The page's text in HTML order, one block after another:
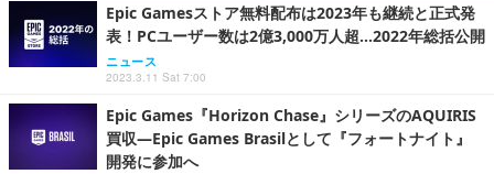
Epic Gamesストア無料配布は2023年も継続と正式発
表！PCユーザー数は2億3,000万人超…2022年総括公開
ニュース
2023.3.11 Sat 7:00
Epic Games『Horizon Chase』シリーズのAQUIRIS
買収―Epic Games Brasilとして『フォートナイト』
開発に参加へ